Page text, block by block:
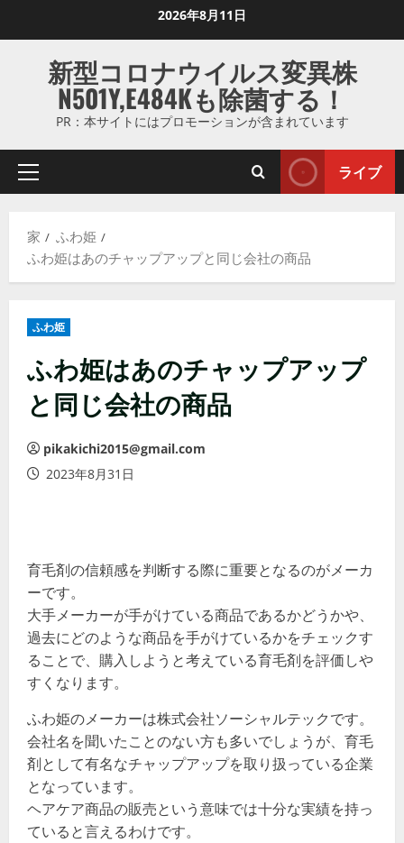
ス
ッ
す
2026年8月11日
新型コロナウイルス変異株
N501Y,E484Kも除菌する！
PR：本サイトにはプロモーションが含まれています
プ
マ
リ
ュ
ライブ
家
ふわ姫
ふわ姫はあのチャップアップと同じ会社の商品
ふわ姫
ふわ姫はあのチャップアップ
と同じ会社の商品
pikakichi2015@gmail.com
2023年8月31日
育毛剤の信頼感を判断する際に重要となるのがメーカ
ーです。
大手メーカーが手がけている商品であるかどうかや、
過去にどのような商品を手がけているかをチェックす
ることで、購入しようと考えている育毛剤を評価しや
すくなります。
ふわ姫のメーカーは株式会社ソーシャルテックです。
会社名を聞いたことのない方も多いでしょうが、育毛
剤として有名なチャップアップを取り扱っている企業
となっています。
ヘアケア商品の販売という意味では十分な実績を持っ
ていると言えるわけです。